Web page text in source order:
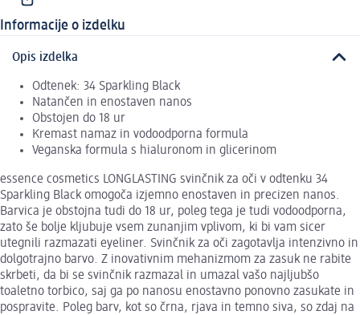
Informacije o izdelku
Opis izdelka
Odtenek: 34 Sparkling Black
Natančen in enostaven nanos
Obstojen do 18 ur
Kremast namaz in vodoodporna formula
Veganska formula s hialuronom in glicerinom
essence cosmetics LONGLASTING svinčnik za oči v odtenku 34
Sparkling Black omogoča izjemno enostaven in precizen nanos.
Barvica je obstojna tudi do 18 ur, poleg tega je tudi vodoodporna,
zato še bolje kljubuje vsem zunanjim vplivom, ki bi vam sicer
utegnili razmazati eyeliner. Svinčnik za oči zagotavlja intenzivno in
dolgotrajno barvo. Z inovativnim mehanizmom za zasuk ne rabite
skrbeti, da bi se svinčnik razmazal in umazal vašo najljubšo
toaletno torbico, saj ga po nanosu enostavno ponovno zasukate in
pospravite. Poleg barv, kot so črna, rjava in temno siva, so zdaj na